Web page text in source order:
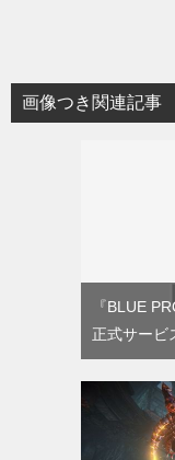
画像つき関連記事
『BLUE
正式サービ